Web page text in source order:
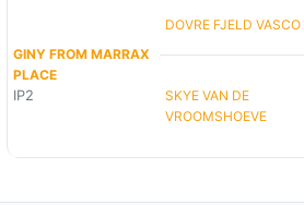
GINY FROM MARRAX
PLACE
IP2
DOVRE FJELD VASCO
SKYE VAN DE
VROOMSHOEVE